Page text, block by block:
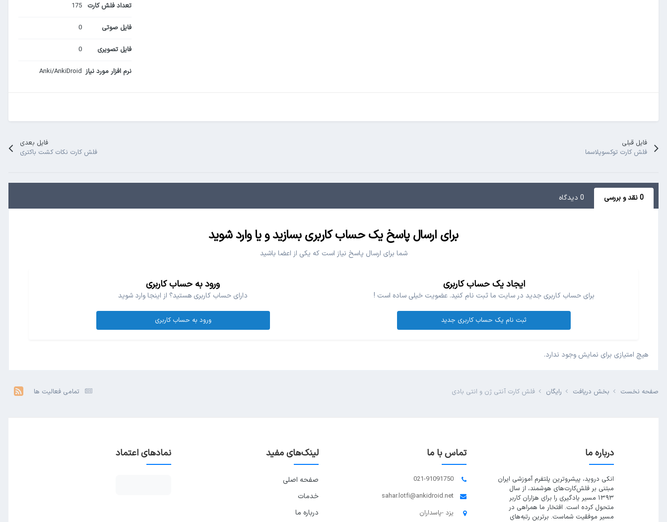
تعداد فلش کارت 175
فایل صوتی 0
فایل تصویری 0
نرم افزار مورد نیاز Anki/AnkiDroid
فایل قبلی
فلش کارت توکسوپلاسما
فایل بعدی
فلش کارت نکات کشت باکتری
0 نقد و بررسی 0 دیدگاه
برای ارسال پاسخ یک حساب کاربری بسازید و یا وارد شوید
شما برای ارسال پاسخ نیاز است که یکی از اعضا باشید
ایجاد یک حساب کاربری
برای حساب کاربری جدید در سایت ما ثبت نام کنید. عضویت خیلی ساده است !
ثبت نام یک حساب کاربری جدید
ورود به حساب کاربری
دارای حساب کاربری هستید؟ از اینجا وارد شوید
ورود به حساب کاربری
هیچ امتیازی برای نمایش وجود ندارد.
تمامی فعالیت ها صفحه نخست بخش دریافت رایگان فلش کارت آنتی ژن و انتی بادی
درباره ما
انکی دروید، پیشروترین پلتفرم آموزشی ایران
مبتنی بر فلش‌کارت‌های هوشمند، از سال
۱۳۹۳ مسیر یادگیری را برای هزاران کاربر
متحول کرده است. افتخار ما همراهی در
مسیر موفقیت شماست. برترین رتبه‌های
تماس با ما
021-91091750
sahar.lotfi@ankidroid.net
یزد -پاسداران
لینک‌های مفید
صفحه اصلی
خدمات
درباره ما
نمادهای اعتماد